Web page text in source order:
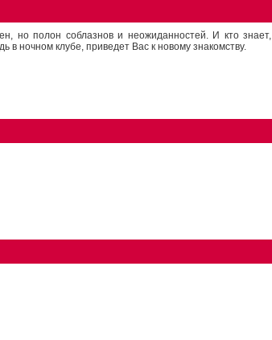
но полон соблазнов и неожиданностей. И кто знает,
в ночном клубе, приведет Вас к новому знакомству.